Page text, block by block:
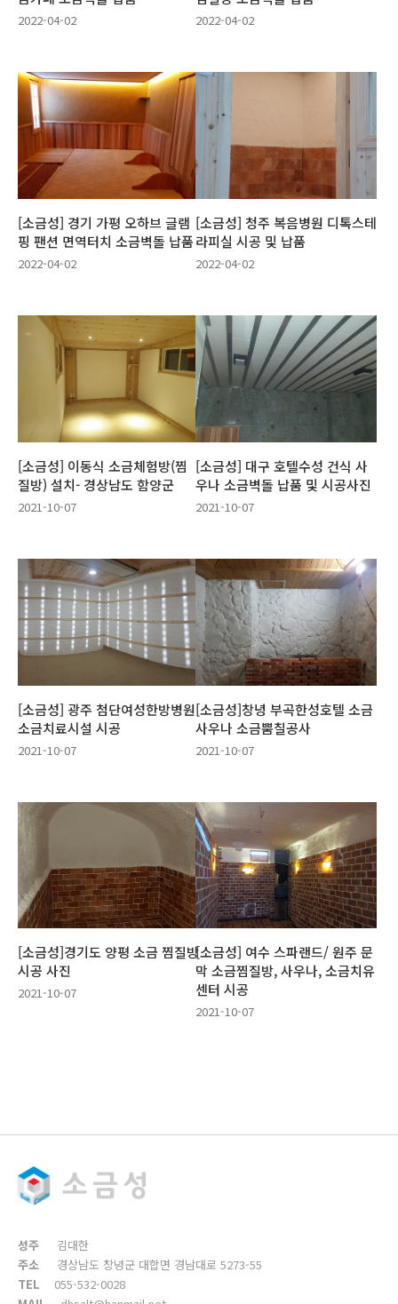
2022-04-02 2022-04-02
[소금성] 경기 가평 오하브 글램
핑 팬션 면역터치 소금벽돌 납품
2022-04-02
[소금성] 청주 복음병원 디톡스테
라피실 시공 및 납품
2022-04-02
[소금성] 이동식 소금체험방(찜
질방) 설치- 경상남도 함양군
2021-10-07
[소금성] 대구 호텔수성 건식 사
우나 소금벽돌 납품 및 시공사진
2021-10-07
[소금성] 광주 첨단여성한방병원
소금치료시설 시공
2021-10-07
[소금성]창녕 부곡한성호텔 소금
사우나 소금뿜칠공사
2021-10-07
[소금성]경기도 양평 소금 찜질방
시공 사진
2021-10-07
[소금성] 여수 스파랜드/ 원주 문
막 소금찜질방, 사우나, 소금치유
센터 시공
2021-10-07
성주
김대한
주소
경상남도 창녕군 대합면 경남대로 5273-55
TEL
055-532-0028